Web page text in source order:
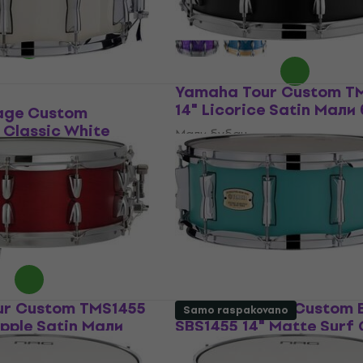
Na stanju u skladištu
Custom
Classic White
- 7 %
Yamaha Tour Custom
14" Licorice Satin Мали
Мали бубањ
308 €
Na stanju u skladištu
Custom TMS1455
Satin Мали
Yamaha Stage Custom
SBS1455 14" Matte Surf
Мали бубањ
Samo raspakovano